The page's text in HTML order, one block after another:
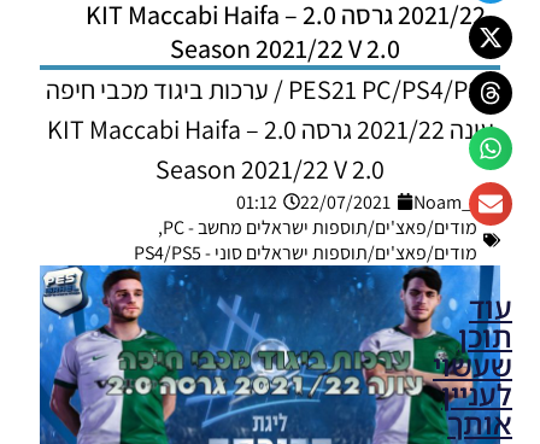
2021/22 גרסה 2.0 – KIT Maccabi Haifa
Season 2021/22 V 2.0
PES21 PC/PS4/PS5 / ערכות ביגוד מכבי חיפה
עונה 2021/22 גרסה 2.0 – KIT Maccabi Haifa
Season 2021/22 V 2.0
Noam_r
22/07/2021
01:12
מודים/פאצ'ים/תוספות ישראלים מחשב - PC
,
מודים/פאצ'ים/תוספות ישראלים סוני - PS4/PS5
עוד
תוכן
שעשוי
לעניין
אותך